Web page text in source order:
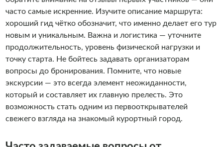
часто самые искренние. Изучите описание маршрута:
хороший гид чётко обозначит, что именно делает его тур
новым и уникальным. Важна и логистика — уточните
продолжительность, уровень физической нагрузки и
точку старта. Не бойтесь задавать организаторам
вопросы до бронирования. Помните, что новые
экскурсии — это всегда элемент неожиданности,
который и составляет их главную прелесть. Это
возможность стать одним из первооткрывателей
свежего взгляда на знакомый курортный город.